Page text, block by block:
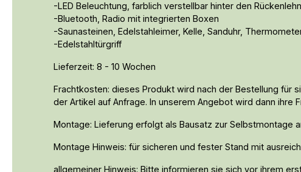
-LED Beleuchtung, farblich verstellbar hinter den
-Bluetooth, Radio mit integrierten Boxen
-Saunasteinen, Edelstahleimer, Kelle, Sanduhr,
-Edelstahltürgriff
Lieferzeit: 8 - 10 Wochen
Frachtkosten: dieses Produkt wird nach der Bestellung für
der Artikel auf Anfrage. In unserem Angebot wird dann ihre
Montage: Lieferung erfolgt als Bausatz zur Selbstmontage
Montage Hinweis: für sicheren und fester Stand mit
allgemeiner Hinweis: Bitte informieren sie sich vor ihrem